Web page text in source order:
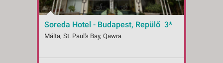
Soreda Hotel - Budapest, Repülő 3*
Málta, St. Paul's Bay, Qawra